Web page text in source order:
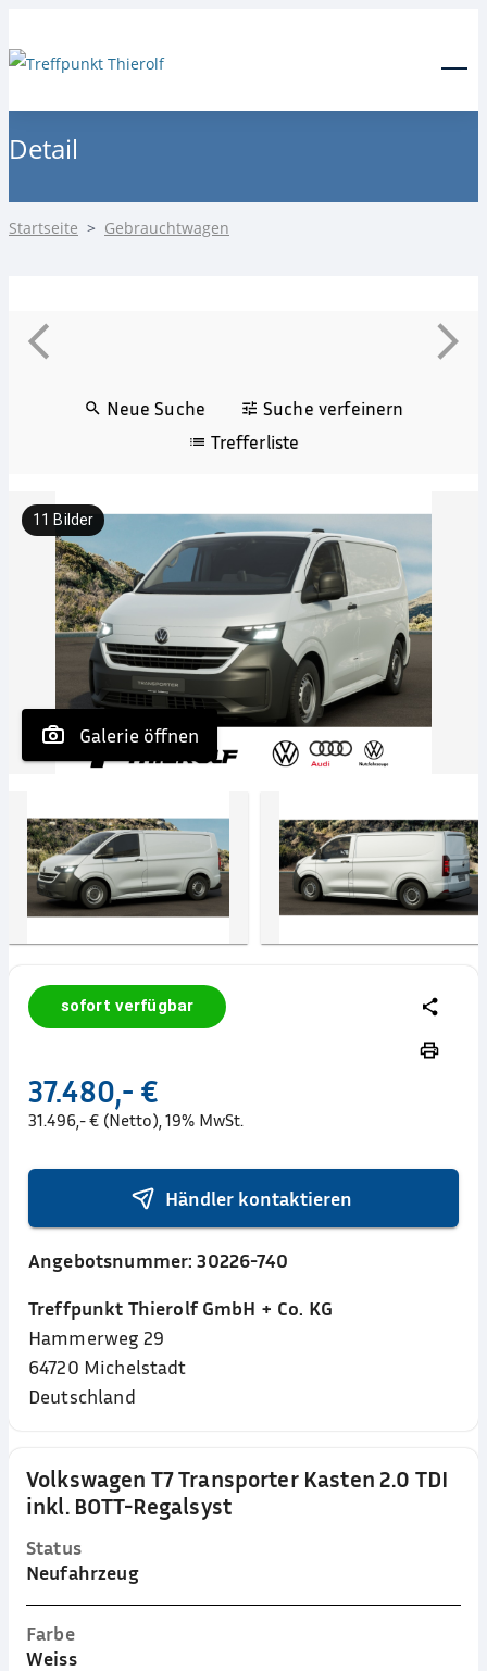
Detail
Startseite > Gebrauchtwagen
Neue Suche
Suche verfeinern
Trefferliste
Galerie öffnen
11 Bilder
Volkswagen T7 Transporter Kasten 2.0 TDI
inkl. BOTT-Regalsyst
Status
Neufahrzeug
Farbe
Weiss
sofort verfügbar
37.480,- €
31.496,- € (Netto), 19% MwSt.
Händler kontaktieren
Angebotsnummer:30226-740
Treffpunkt Thierolf GmbH + Co. KG
Hammerweg 29
64720 Michelstadt
Deutschland